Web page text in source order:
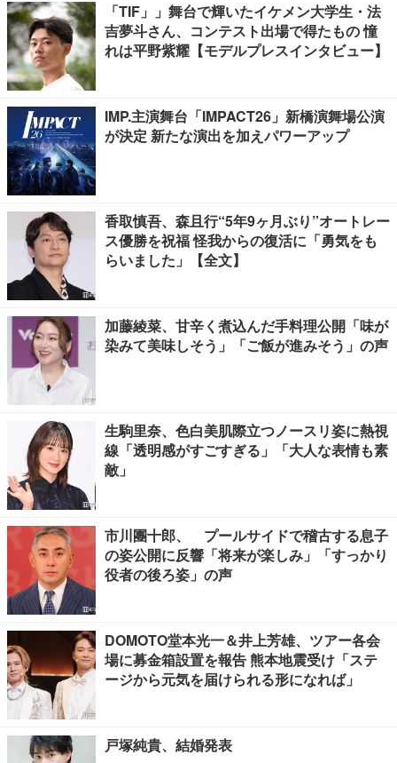
「TIF」」舞台で輝いたイケメン大学生・法
吉夢斗さん、コンテスト出場で得たもの 憧
れは平野紫耀【モデルプレスインタビュー】
IMP.主演舞台「IMPACT26」新橋演舞場公演
が決定 新たな演出を加えパワーアップ
香取慎吾、森且行“5年9ヶ月ぶり”オートレー
ス優勝を祝福 怪我からの復活に「勇気をも
らいました」【全文】
加藤綾菜、甘辛く煮込んだ手料理公開「味が
染みて美味しそう」「ご飯が進みそう」の声
生駒里奈、色白美肌際立つノースリ姿に熱視
線「透明感がすごすぎる」「大人な表情も素
敵」
市川團十郎、 プールサイドで稽古する息子
の姿公開に反響「将来が楽しみ」「すっかり
役者の後ろ姿」の声
DOMOTO堂本光一＆井上芳雄、ツアー各会
場に募金箱設置を報告 熊本地震受け「ステ
ージから元気を届けられる形になれば」
戸塚純貴、結婚発表